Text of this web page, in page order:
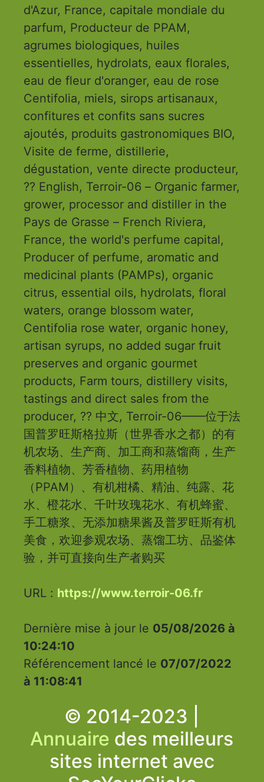
d'Azur, France, capitale mondiale du
parfum, Producteur de PPAM,
agrumes biologiques, huiles
essentielles, hydrolats, eaux florales,
eau de fleur d'oranger, eau de rose
Centifolia, miels, sirops artisanaux,
confitures et confits sans sucres
ajoutés, produits gastronomiques BIO,
Visite de ferme, distillerie,
dégustation, vente directe producteur,
?? English, Terroir-06 – Organic farmer,
grower, processor and distiller in the
Pays de Grasse – French Riviera,
France, the world's perfume capital,
Producer of perfume, aromatic and
medicinal plants (PAMPs), organic
citrus, essential oils, hydrolats, floral
waters, orange blossom water,
Centifolia rose water, organic honey,
artisan syrups, no added sugar fruit
preserves and organic gourmet
products, Farm tours, distillery visits,
tastings and direct sales from the
producer, ?? 中文, Terroir-06——位于法
国普罗旺斯格拉斯（世界香水之都）的有
机农场、生产商、加工商和蒸馏商，生产
香料植物、芳香植物、药用植物
（PPAM）、有机柑橘、精油、纯露、花
水、橙花水、千叶玫瑰花水、有机蜂蜜、
手工糖浆、无添加糖果酱及普罗旺斯有机
美食，欢迎参观农场、蒸馏工坊、品鉴体
验，并可直接向生产者购买
URL : https://www.terroir-06.fr
Dernière mise à jour le 05/08/2026 à
10:24:10
Référencement lancé le 07/07/2022
à 11:08:41
© 2014-2023 |
Annuaire des meilleurs
sites internet avec